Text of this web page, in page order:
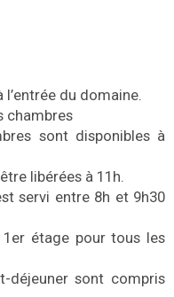
du domaine.
chambres
sont disponibles à
libérées à 11h.
servi entre 8h et 9h30
étage pour tous les
sont compris